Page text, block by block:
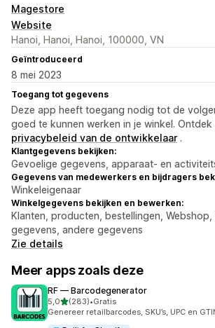
Magestore
Website
Hanoi, Hanoi, Hanoi, 100000, VN
Geïntroduceerd
8 mei 2023
Toegang tot gegevens
Deze app heeft toegang nodig tot de
goed te kunnen werken in je winkel. Ontdek
privacybeleid van de ontwikkelaar .
Klantgegevens bekijken:
Gevoelige gegevens, apparaat- en
Gegevens van medewerkers en bijdragers
Winkeleigenaar
Winkelgegevens bekijken en bewerken:
Klanten, producten, bestellingen,
gegevens, andere gegevens
Zie details
Meer apps zoals deze
RF — Barcodegenerator
5,0van 5 sterren
(283)
283 recensies in totaal
•Gratis
Genereer retailbarcodes, SKU’s, UPC en